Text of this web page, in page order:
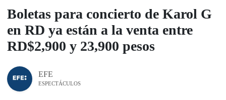
Boletas para concierto de Karol G
en RD ya están a la venta entre
RD$2,900 y 23,900 pesos
EFE
ESPECTÁCULOS